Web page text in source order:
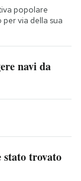
popolare
via della sua
navi da
stato trovato